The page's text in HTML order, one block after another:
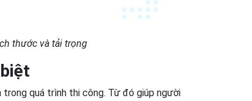
thước và tải trọng
quá trình thi công. Từ đó giúp người